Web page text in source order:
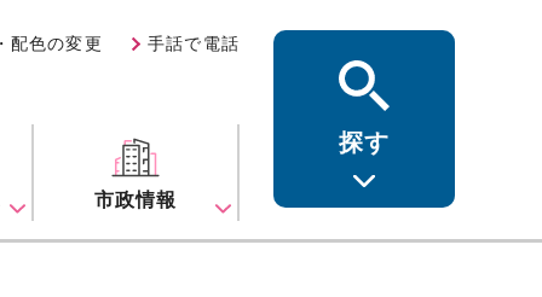
配色の変更 手話で電話
市政情報
探す